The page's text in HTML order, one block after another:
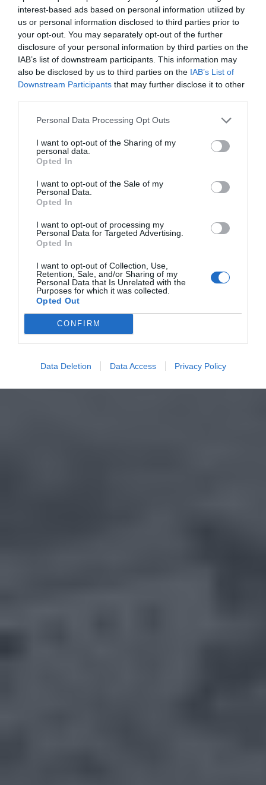
interest-based ads based on personal information utilized by
us or personal information disclosed to third parties prior to
your opt-out. You may separately opt-out of the further
disclosure of your personal information by third parties on the
IAB’s list of downstream participants. This information may
also be disclosed by us to third parties on the IAB’s List of
Downstream Participants that may further disclose it to other
Personal Data Processing Opt Outs
I want to opt-out of the Sharing of my
personal data.
Opted In
I want to opt-out of the Sale of my
Personal Data.
Opted In
I want to opt-out of processing my
Personal Data for Targeted Advertising.
Opted In
I want to opt-out of Collection, Use,
Retention, Sale, and/or Sharing of my
Personal Data that Is Unrelated with the
Purposes for which it was collected.
Opted Out
CONFIRM
Data Deletion Data Access Privacy Policy